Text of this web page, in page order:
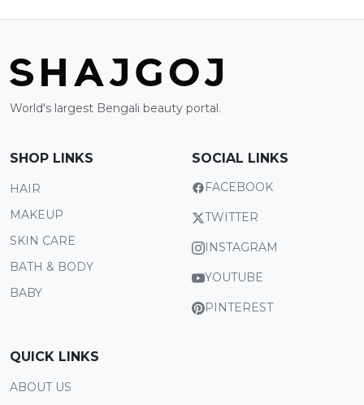
World's largest Bengali beauty portal.
SHOP LINKS
HAIR
MAKEUP
SKIN CARE
BATH & BODY
BABY
SOCIAL LINKS
FACEBOOK
TWITTER
INSTAGRAM
YOUTUBE
PINTEREST
QUICK LINKS
ABOUT US